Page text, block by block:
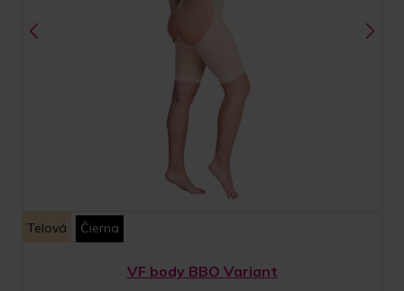
Telová Čierna
VF body BBO Variant